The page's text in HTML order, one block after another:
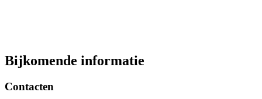
Bijkomende informatie
Contacten